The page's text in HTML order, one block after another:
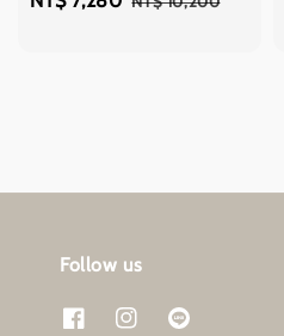
Follow us